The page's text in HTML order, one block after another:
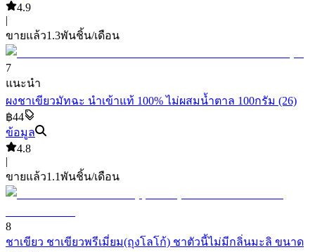
4.9
|
ขายแล้ว1.3พันชิ้น/เดือน
7
แนะนำ
ผงชาเขียวมัทฉะ นำเข้าแท้ 100% ไม่ผสมน้ำตาล 100กรัม (26)
฿44
ข้อมูล
4.8
|
ขายแล้ว1.1พันชิ้น/เดือน
8
ชาเขียว ชาเขียวพรีเมี่ยม(ถุงโลโก้) ชาตัวนี้ไม่มีกลิ่นมะลิ ขนาด